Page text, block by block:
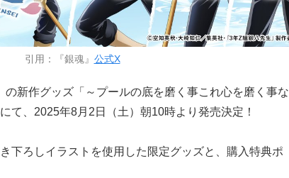
引用：『銀魂』 公式X
新作グッズ「～プールの底を磨く事これ心を磨く事な
て、2025年8月2日（土）朝10時より発売決定！
下ろしイラストを使用した限定グッズと、購入特典ポ